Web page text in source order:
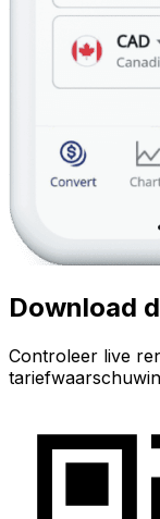
Download
Controleer live